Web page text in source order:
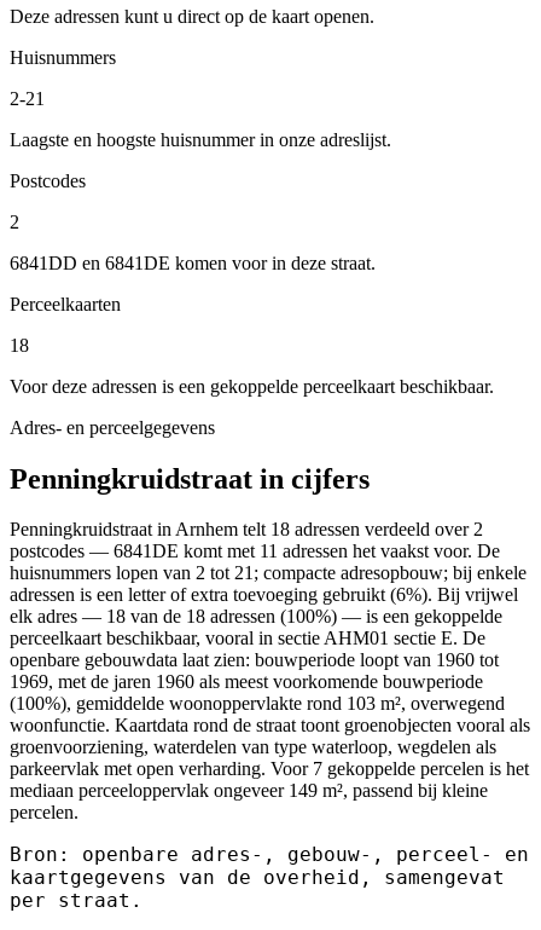
Deze adressen kunt u direct op de kaart openen.
Huisnummers
2-21
Laagste en hoogste huisnummer in onze adreslijst.
Postcodes
2
6841DD en 6841DE komen voor in deze straat.
Perceelkaarten
18
Voor deze adressen is een gekoppelde perceelkaart beschikbaar.
Adres- en perceelgegevens
Penningkruidstraat in cijfers
Penningkruidstraat in Arnhem telt 18 adressen verdeeld over 2
postcodes — 6841DE komt met 11 adressen het vaakst voor. De
huisnummers lopen van 2 tot 21; compacte adresopbouw; bij enkele
adressen is een letter of extra toevoeging gebruikt (6%). Bij vrijwel
elk adres — 18 van de 18 adressen (100%) — is een gekoppelde
perceelkaart beschikbaar, vooral in sectie AHM01 sectie E. De
openbare gebouwdata laat zien: bouwperiode loopt van 1960 tot
1969, met de jaren 1960 als meest voorkomende bouwperiode
(100%), gemiddelde woonoppervlakte rond 103 m², overwegend
woonfunctie. Kaartdata rond de straat toont groenobjecten vooral als
groenvoorziening, waterdelen van type waterloop, wegdelen als
parkeervlak met open verharding. Voor 7 gekoppelde percelen is het
mediaan perceeloppervlak ongeveer 149 m², passend bij kleine
percelen.
Bron: openbare adres-, gebouw-, perceel- en
kaartgegevens van de overheid, samengevat
per straat.